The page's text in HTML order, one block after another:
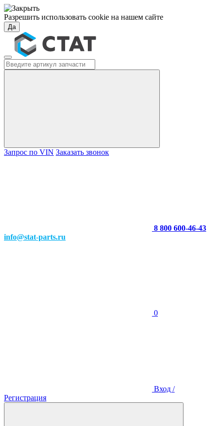
Разрешить использовать cookie на нашем сайте
Да
Запрос по VIN Заказать звонок
8 800 600-46-43
info@stat-parts.ru
0
Вход /
Регистрация